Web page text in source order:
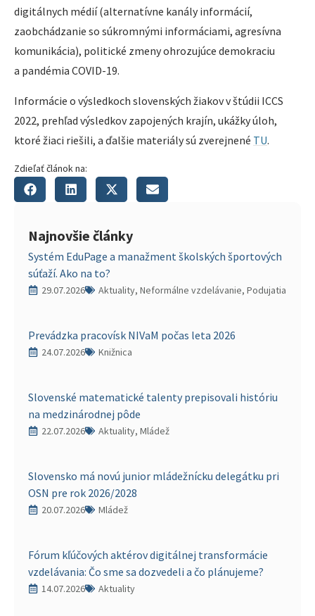
digitálnych médií (alternatívne kanály informácií,
zaobchádzanie so súkromnými informáciami, agresívna
komunikácia), politické zmeny ohrozujúce demokraciu
a pandémia COVID-19.
Informácie o výsledkoch slovenských žiakov v štúdii ICCS
2022, prehľad výsledkov zapojených krajín, ukážky úloh,
ktoré žiaci riešili, a ďalšie materiály sú zverejnené TU.
Zdieľať článok na:
Najnovšie články
Systém EduPage a manažment školských športových
súťaží. Ako na to?
29.07.2026 Aktuality, Neformálne vzdelávanie, Podujatia
Prevádzka pracovísk NIVaM počas leta 2026
24.07.2026 Knižnica
Slovenské matematické talenty prepisovali históriu
na medzinárodnej pôde
22.07.2026 Aktuality, Mládež
Slovensko má novú junior mládežnícku delegátku pri
OSN pre rok 2026/2028
20.07.2026 Mládež
Fórum kľúčových aktérov digitálnej transformácie
vzdelávania: Čo sme sa dozvedeli a čo plánujeme?
14.07.2026 Aktuality